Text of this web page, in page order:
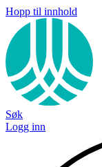
Hopp til innhold
Søk
Logg inn